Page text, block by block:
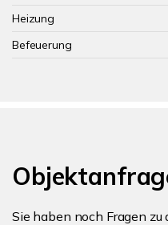
Heizung
Befeuerung
Sie haben noch Fragen